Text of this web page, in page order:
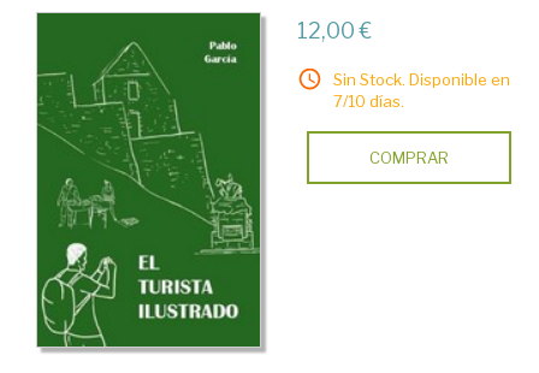
(Teoría,
metodología
>
Viajes
viajeros
12,00 €
Sin Stock. Disponible en
7/10 días.
COMPRAR